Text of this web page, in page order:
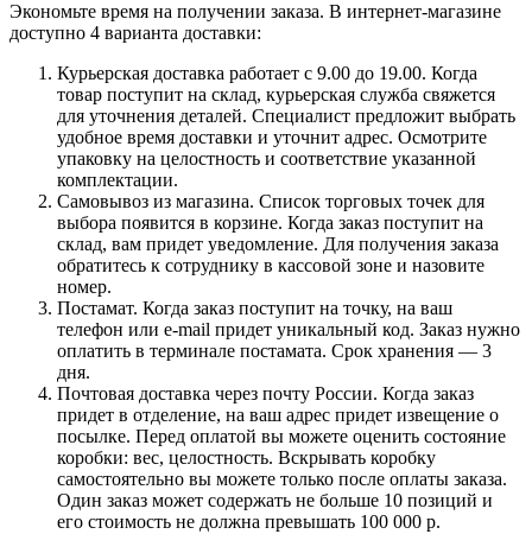
Экономьте время на получении заказа. В интернет-магазине
доступно 4 варианта доставки:
Курьерская доставка работает с 9.00 до 19.00. Когда
товар поступит на склад, курьерская служба свяжется
для уточнения деталей. Специалист предложит выбрать
удобное время доставки и уточнит адрес. Осмотрите
упаковку на целостность и соответствие указанной
комплектации.
Самовывоз из магазина. Список торговых точек для
выбора появится в корзине. Когда заказ поступит на
склад, вам придет уведомление. Для получения заказа
обратитесь к сотруднику в кассовой зоне и назовите
номер.
Постамат. Когда заказ поступит на точку, на ваш
телефон или e-mail придет уникальный код. Заказ нужно
оплатить в терминале постамата. Срок хранения — 3
дня.
Почтовая доставка через почту России. Когда заказ
придет в отделение, на ваш адрес придет извещение о
посылке. Перед оплатой вы можете оценить состояние
коробки: вес, целостность. Вскрывать коробку
самостоятельно вы можете только после оплаты заказа.
Один заказ может содержать не больше 10 позиций и
его стоимость не должна превышать 100 000 р.